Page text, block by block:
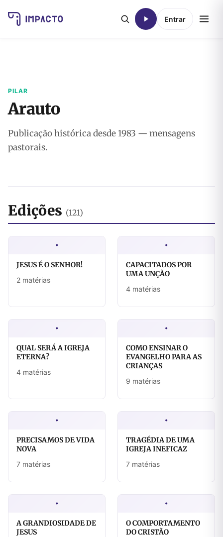
Entrar
PILAR
Arauto
Publicação histórica desde 1983 — mensagens
pastorais.
Edições (121)
·
JESUS É O SENHOR!
2 matérias
·
CAPACITADOS POR
UMA UNÇÃO
4 matérias
·
QUAL SERÁ A IGREJA
ETERNA?
4 matérias
·
COMO ENSINAR O
EVANGELHO PARA AS
CRIANÇAS
9 matérias
·
PRECISAMOS DE VIDA
NOVA
7 matérias
·
TRAGÉDIA DE UMA
IGREJA INEFICAZ
7 matérias
·
A GRANDIOSIDADE DE
JESUS
·
O COMPORTAMENTO
DO CRISTÃO